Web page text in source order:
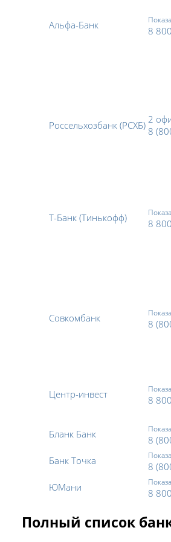
Альфа-Банк 8
Россельхозбанк (РСХБ) 2
8
Т-Банк (Тинькофф) 8
Совкомбанк 8
Центр-инвест 8
Бланк Банк
8
Банк Точка
8
ЮМани 8
Полный список